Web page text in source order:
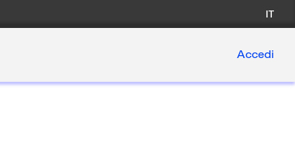
IT
Accedi